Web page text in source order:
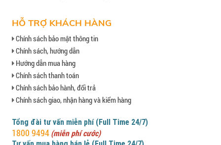
HỖ TRỢ KHÁCH HÀNG
Chính sách bảo mật thông tin
Chính sách, hướng dẫn
Hướng dẫn mua hàng
Chính sách thanh toán
Chính sách bảo hành, đổi trả
Chính sách giao, nhận hàng và kiểm hàng
Tổng đài tư vấn miễn phí (Full Time 24/7)
1800 9494 (miễn phí cước)